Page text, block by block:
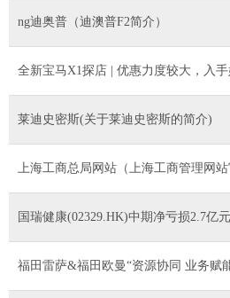
ng迪奥普（迪澳普F2简介）
全新宝马X1探店 | 优惠力度较大，入手
莱迪史密斯(关于莱迪史密斯的简介)
上海工商总局网站（上海工商管理网站
国瑞健康(02329.HK)中期净亏损2.7亿元
福田雷萨&福田欧曼“资源协同 业务赋